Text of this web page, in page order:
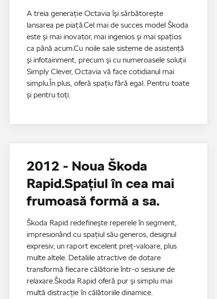
A treia generaţie Octavia îşi sărbătoreşte
lansarea pe piaţă.Cel mai de succes model Škoda
este şi mai inovator, mai ingenios şi mai spaţios
ca până acum.Cu noile sale sisteme de asistenţă
şi infotainment, precum şi cu numeroasele soluţii
Simply Clever, Octavia vă face cotidianul mai
simplu.În plus, oferă spaţiu fără egal. Pentru toate
şi pentru toţi.
2012 - Noua Škoda
Rapid.Spaţiul în cea mai
frumoasă formă a sa.
Škoda Rapid redefineşte reperele în segment,
impresionând cu spaţiul său generos, designul
expresiv, un raport excelent preţ-valoare, plus
multe altele. Detaliile atractive de dotare
transformă fiecare călătorie într-o sesiune de
relaxare.Škoda Rapid oferă pur şi simplu mai
multă distracţie în călătoriile dinamice.